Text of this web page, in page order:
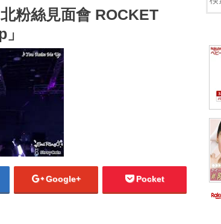
粉絲見面會 ROCKET
Google+ Pocket